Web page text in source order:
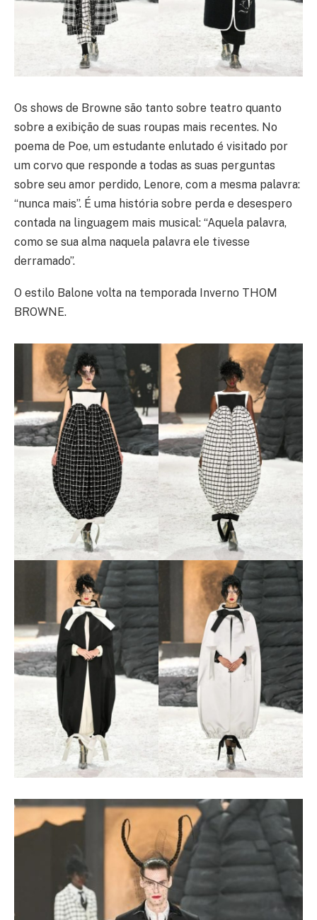
Os shows de Browne são tanto sobre teatro quanto
sobre a exibição de suas roupas mais recentes. No
poema de Poe, um estudante enlutado é visitado por
um corvo que responde a todas as suas perguntas
sobre seu amor perdido, Lenore, com a mesma palavra:
“nunca mais”. É uma história sobre perda e desespero
contada na linguagem mais musical: “Aquela palavra,
como se sua alma naquela palavra ele tivesse
derramado”.
O estilo Balone volta na temporada Inverno THOM
BROWNE.